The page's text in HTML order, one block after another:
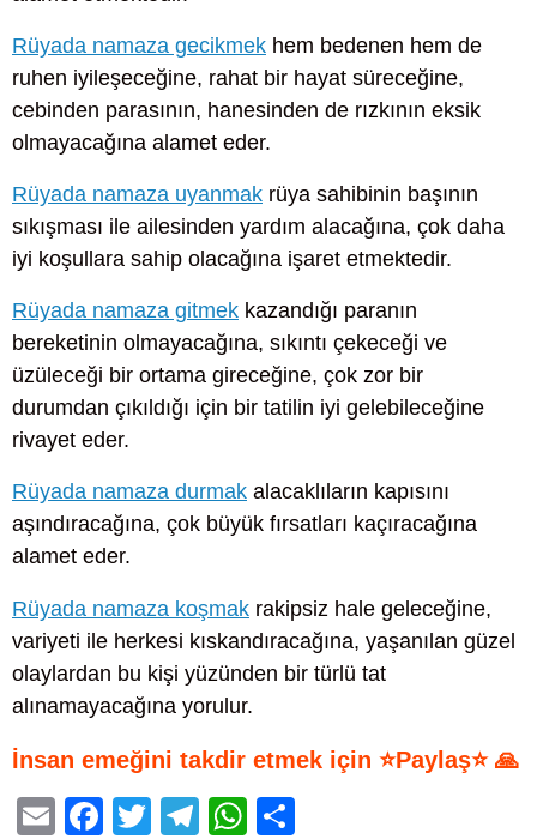
Rüyada namaza gecikmek hem bedenen hem de
ruhen iyileşeceğine, rahat bir hayat süreceğine,
cebinden parasının, hanesinden de rızkının eksik
olmayacağına alamet eder.
Rüyada namaza uyanmak rüya sahibinin başının
sıkışması ile ailesinden yardım alacağına, çok daha
iyi koşullara sahip olacağına işaret etmektedir.
Rüyada namaza gitmek kazandığı paranın
bereketinin olmayacağına, sıkıntı çekeceği ve
üzüleceği bir ortama gireceğine, çok zor bir
durumdan çıkıldığı için bir tatilin iyi gelebileceğine
rivayet eder.
Rüyada namaza durmak alacaklıların kapısını
aşındıracağına, çok büyük fırsatları kaçıracağına
alamet eder.
Rüyada namaza koşmak rakipsiz hale geleceğine,
variyeti ile herkesi kıskandıracağına, yaşanılan güzel
olaylardan bu kişi yüzünden bir türlü tat
alınamayacağına yorulur.
İnsan emeğini takdir etmek için ⭐Paylaş⭐ 🙏
E
F
T
T
W